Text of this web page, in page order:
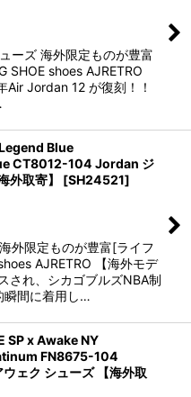
ーズ 海外限定ものが豊富
SHOE shoes AJRETRO
Air Jordan 12 が復刻！！
Blue
CT8012-104 Jordan ジ
外取寄】
[SH24521]
外限定ものが豊富[ライフ
AJRETRO 【海外モデ
され、シカゴブルズNBA制
瞬間に着用し…
SP x Awake NY
FN8675-104
ェク シューズ 【海外取